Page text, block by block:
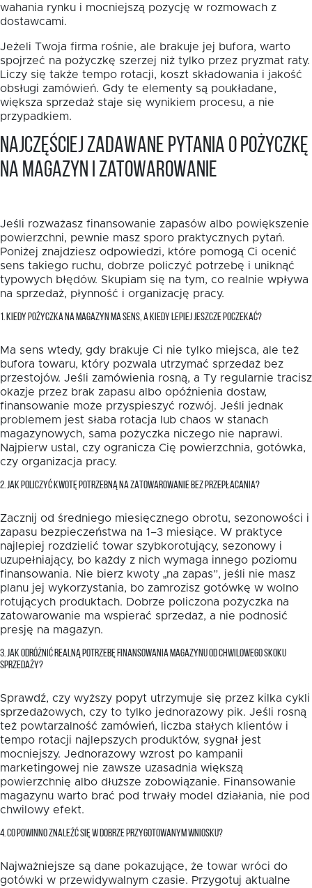
wahania rynku i mocniejszą pozycję w rozmowach z
dostawcami.
Jeżeli Twoja firma rośnie, ale brakuje jej bufora, warto
spojrzeć na pożyczkę szerzej niż tylko przez pryzmat raty.
Liczy się także tempo rotacji, koszt składowania i jakość
obsługi zamówień. Gdy te elementy są poukładane,
większa sprzedaż staje się wynikiem procesu, a nie
przypadkiem.
Najczęściej zadawane pytania o pożyczkę
na magazyn i zatowarowanie
Jeśli rozważasz finansowanie zapasów albo powiększenie
powierzchni, pewnie masz sporo praktycznych pytań.
Poniżej znajdziesz odpowiedzi, które pomogą Ci ocenić
sens takiego ruchu, dobrze policzyć potrzebę i uniknąć
typowych błędów. Skupiam się na tym, co realnie wpływa
na sprzedaż, płynność i organizację pracy.
1. KIEDY POŻYCZKA NA MAGAZYN MA SENS, A KIEDY LEPIEJ JESZCZE POCZEKAĆ?
Ma sens wtedy, gdy brakuje Ci nie tylko miejsca, ale też
bufora towaru, który pozwala utrzymać sprzedaż bez
przestojów. Jeśli zamówienia rosną, a Ty regularnie tracisz
okazje przez brak zapasu albo opóźnienia dostaw,
finansowanie może przyspieszyć rozwój. Jeśli jednak
problemem jest słaba rotacja lub chaos w stanach
magazynowych, sama pożyczka niczego nie naprawi.
Najpierw ustal, czy ogranicza Cię powierzchnia, gotówka,
czy organizacja pracy.
2. JAK POLICZYĆ KWOTĘ POTRZEBNĄ NA ZATOWAROWANIE BEZ PRZEPŁACANIA?
Zacznij od średniego miesięcznego obrotu, sezonowości i
zapasu bezpieczeństwa na 1–3 miesiące. W praktyce
najlepiej rozdzielić towar szybkorotujący, sezonowy i
uzupełniający, bo każdy z nich wymaga innego poziomu
finansowania. Nie bierz kwoty „na zapas”, jeśli nie masz
planu jej wykorzystania, bo zamrozisz gotówkę w wolno
rotujących produktach. Dobrze policzona pożyczka na
zatowarowanie ma wspierać sprzedaż, a nie podnosić
presję na magazyn.
3. JAK ODRÓŻNIĆ REALNĄ POTRZEBĘ FINANSOWANIA MAGAZYNU OD CHWILOWEGO SKOKU
SPRZEDAŻY?
Sprawdź, czy wyższy popyt utrzymuje się przez kilka cykli
sprzedażowych, czy to tylko jednorazowy pik. Jeśli rosną
też powtarzalność zamówień, liczba stałych klientów i
tempo rotacji najlepszych produktów, sygnał jest
mocniejszy. Jednorazowy wzrost po kampanii
marketingowej nie zawsze uzasadnia większą
powierzchnię albo dłuższe zobowiązanie. Finansowanie
magazynu warto brać pod trwały model działania, nie pod
chwilowy efekt.
4. CO POWINNO ZNALEŹĆ SIĘ W DOBRZE PRZYGOTOWANYM WNIOSKU?
Najważniejsze są dane pokazujące, że towar wróci do
gotówki w przewidywalnym czasie. Przygotuj aktualne